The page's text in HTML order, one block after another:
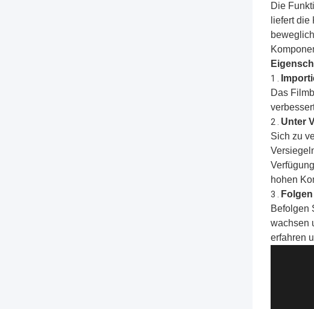
Die
liefert
1 .
Das
2 . Unter
Sich zu
hohen
3 .
Befolgen
wachsen
erfahren